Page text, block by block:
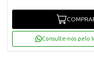
Consulte-nos pelo